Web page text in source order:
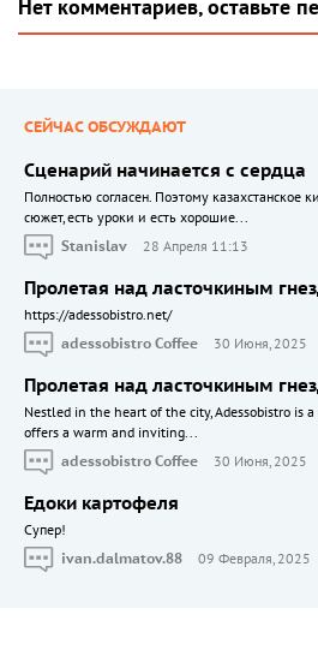
Нет комментариев, оставьте
СЕЙЧАС ОБСУЖДАЮТ
Сценарий начинается с сердца
Полностью согласен. Поэтому казахстанское
сюжет, есть уроки и есть хорошие...
Stanislav
28 Апреля 11:13
Пролетая над ласточкиным
https://adessobistro.net/
adessobistro Coffee
30 Июня, 2025
Пролетая над ласточкиным
Nestled in the heart of the city, Adessobistro is
offers a warm and inviting...
adessobistro Coffee
30 Июня, 2025
Едоки картофеля
Cупер!
ivan.dalmatov.88
09 Февраля, 2025